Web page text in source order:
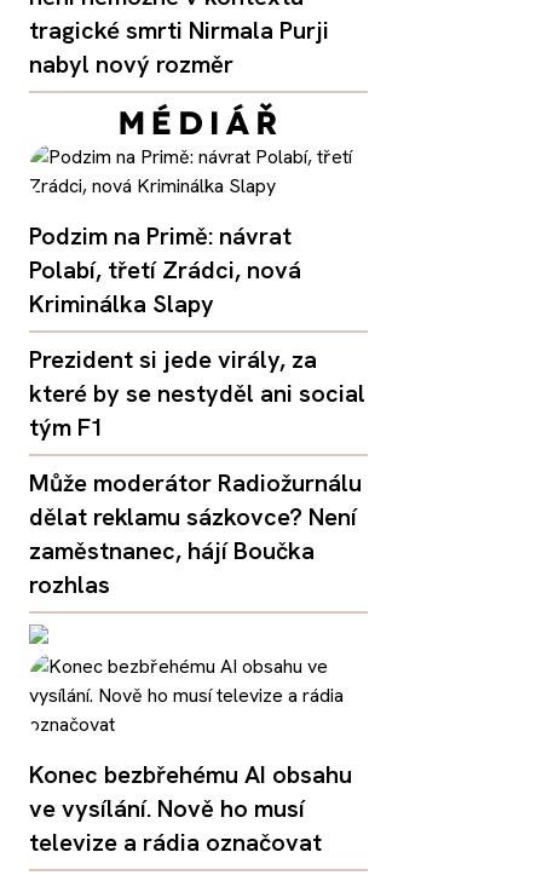
tragické smrti Nirmala Purji
nabyl nový rozměr
Podzim na Primě: návrat
Polabí, třetí Zrádci, nová
Kriminálka Slapy
Prezident si jede virály, za
které by se nestyděl ani social
tým F1
Může moderátor Radiožurnálu
dělat reklamu sázkovce? Není
zaměstnanec, hájí Boučka
rozhlas
Konec bezbřehému AI obsahu
ve vysílání. Nově ho musí
televize a rádia označovat